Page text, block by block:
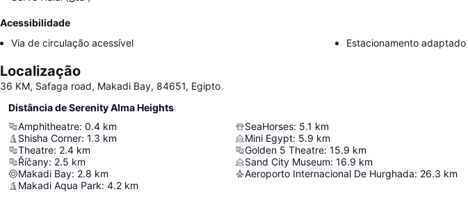
Acessibilidade
Via de circulação acessível
Estacionamento adaptado
Localização
36 KM, Safaga road, Makadi Bay, 84651, Egipto
Distância de Serenity Alma Heights
Amphitheatre: 0.4 km
Shisha Corner: 1.3 km
Theatre: 2.4 km
Říčany: 2.5 km
Makadi Bay: 2.8 km
Makadi Aqua Park: 4.2 km
SeaHorses: 5.1 km
Mini Egypt: 5.9 km
Golden 5 Theatre: 15.9 km
Sand City Museum: 16.9 km
Aeroporto Internacional De Hurghada: 26.3 km